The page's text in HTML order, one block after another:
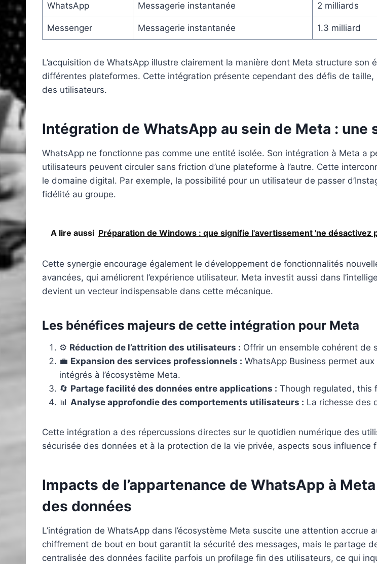
WhatsApp Messagerie instantanée 2 milliards
Messenger Messagerie instantanée 1.3 milliard
L’acquisition de WhatsApp illustre clairement la manière dont Meta structure
différentes plateformes. Cette intégration présente cependant des défis de
des utilisateurs.
Intégration de WhatsApp au sein de Meta :
WhatsApp ne fonctionne pas comme une entité isolée. Son intégration à Meta a
utilisateurs peuvent circuler sans friction d’une plateforme à l’autre. Cette
le domaine digital. Par exemple, la possibilité pour un utilisateur de passer
fidélité au groupe.
A lire aussi Préparation de Windows : que signifie l'avertissement 'ne désactivez
Cette synergie encourage également le développement de fonctionnalités
avancées, qui améliorent l’expérience utilisateur. Meta investit aussi dans
devient un vecteur indispensable dans cette mécanique.
Les bénéfices majeurs de cette intégration pour Meta
⚙️ Réduction de l’attrition des utilisateurs : Offrir un ensemble cohérent de
💼 Expansion des services professionnels : WhatsApp Business permet
intégrés à l’écosystème Meta.
🔄 Partage facilité des données entre applications : Though regulated, this
📊 Analyse approfondie des comportements utilisateurs : La richesse des
Cette intégration a des répercussions directes sur le quotidien numérique des
sécurisée des données et à la protection de la vie privée, aspects sous
Impacts de l’appartenance de WhatsApp à
des données
L’intégration de WhatsApp dans l’écosystème Meta suscite une attention
chiffrement de bout en bout garantit la sécurité des messages, mais le partage
centralisée des données facilite parfois un profilage fin des utilisateurs, ce qui